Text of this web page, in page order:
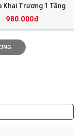
Khai Trương 1 Tầng
980.000đ